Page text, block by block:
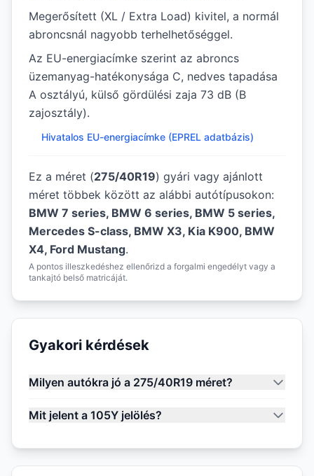
Megerősített (XL / Extra Load) kivitel, a normál
abroncsnál nagyobb terhelhetőséggel.
Az EU-energiacímke szerint az abroncs
üzemanyag-hatékonysága C, nedves tapadása
A osztályú, külső gördülési zaja 73 dB (B
zajosztály).
Hivatalos EU-energiacímke (EPREL adatbázis)
Ez a méret (275/40R19) gyári vagy ajánlott
méret többek között az alábbi autótípusokon:
BMW 7 series, BMW 6 series, BMW 5 series,
Mercedes S-class, BMW X3, Kia K900, BMW
X4, Ford Mustang.
A pontos illeszkedéshez ellenőrizd a forgalmi engedélyt vagy a
tankajtó belső matricáját.
Gyakori kérdések
Milyen autókra jó a 275/40R19 méret?
Mit jelent a 105Y jelölés?